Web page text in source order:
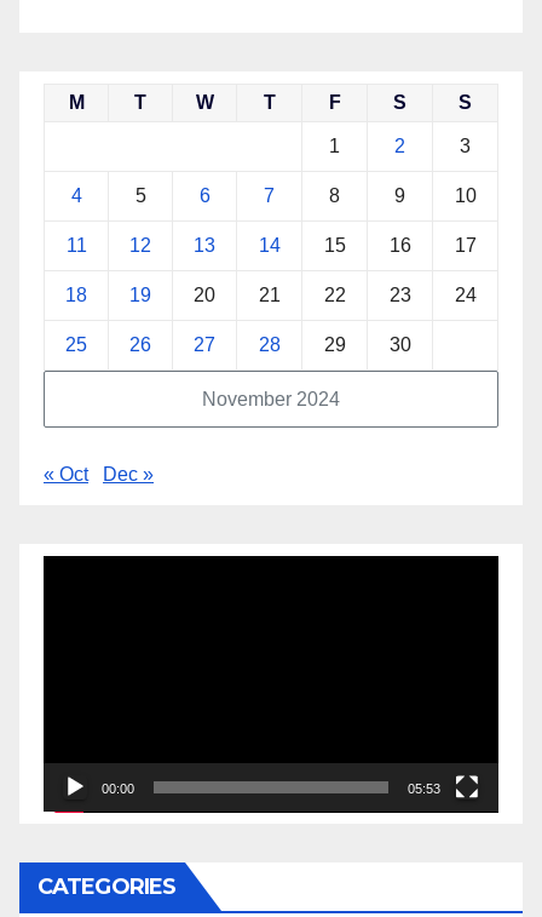
November 2024
M T W T F S S
1 2 3
4 5 6 7 8 9 10
11 12 13 14 15 16 17
18 19 20 21 22 23 24
25 26 27 28 29 30
« Oct Dec »
00:00 05:53
CATEGORIES